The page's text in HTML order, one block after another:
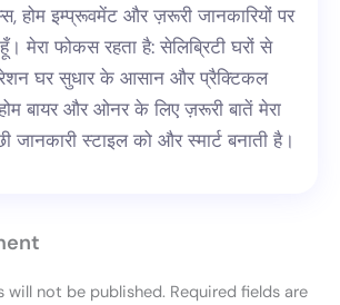
होम इम्प्रूवमेंट और ज़रूरी जानकारियों पर
मेरा फोकस रहता है: सेलिब्रिटी घरों से
घर सुधार के आसान और प्रैक्टिकल
बायर और ओनर के लिए ज़रूरी बातें मेरा
जानकारी स्टाइल को और स्मार्ट बनाती है।
will not be published. Required fields are